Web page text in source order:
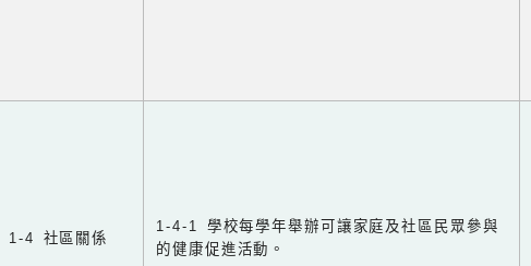
1-4 社區關係
1-4-1 學校每學年舉辦可讓家庭及社區民眾參與
的健康促進活動。